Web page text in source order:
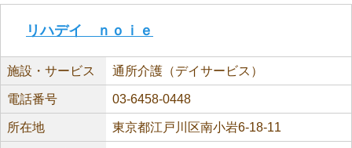
リハデイ ｎｏｉｅ
施設・サービス 通所介護（デイサービス）
電話番号 03-6458-0448
所在地 東京都江戸川区南小岩6-18-11